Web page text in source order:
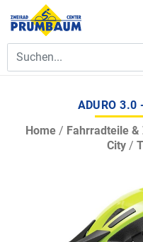
ADURO 3.0
Home/ Fahrradteile &
City/